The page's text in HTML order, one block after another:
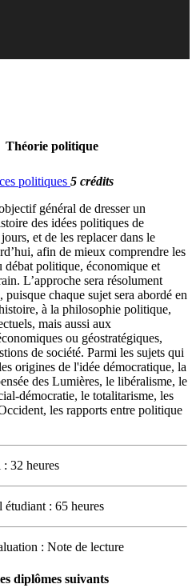
Théorie politique
politiques 5 crédits
général de dresser un
des idées politiques de
et de les replacer dans le
afin de mieux comprendre les
débat politique, économique et
L’approche sera résolument
chaque sujet sera abordé en
à la philosophie politique,
mais aussi aux
ou géostratégiques,
de société. Parmi les sujets qui
origines de l'idée démocratique, la
des Lumières, le libéralisme, le
démocratie, le totalitarisme, les
les rapports entre politique
: 32 heures
étudiant : 65 heures
: Note de lecture
diplômes suivants